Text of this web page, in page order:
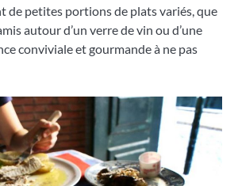
de petites portions de plats variés, que
autour d’un verre de vin ou d’une
conviviale et gourmande à ne pas